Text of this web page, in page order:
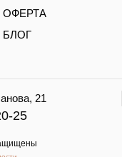
ОФЕРТА
БЛОГ
21
25